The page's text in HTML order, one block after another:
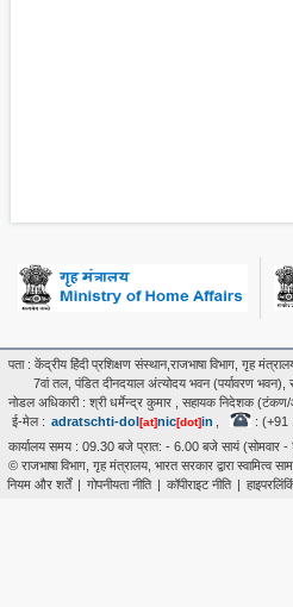
पता : केंद्रीय हिंदी प्रशिक्षण संस्थान,राजभाषा विभाग, गृह
7वां तल, पंडित दीनदयाल अंत्‍योदय भवन (पर्यावरण भवन),
नोडल अधिकारी : श्री धर्मेन्द्र कुमार , सहायक निदेशक
ई-मेल : adratschti-dol [at]nic[dot]in , : (+91
कार्यालय समय : 09.30 बजे प्रात: - 6.00 बजे सायं (सोमवार
© राजभाषा विभाग, गृह मंत्रालय, भारत सरकार द्वारा स्वामित्व
नियम और शर्तें
गोपनीयता नीति कॉपीराइट नीति